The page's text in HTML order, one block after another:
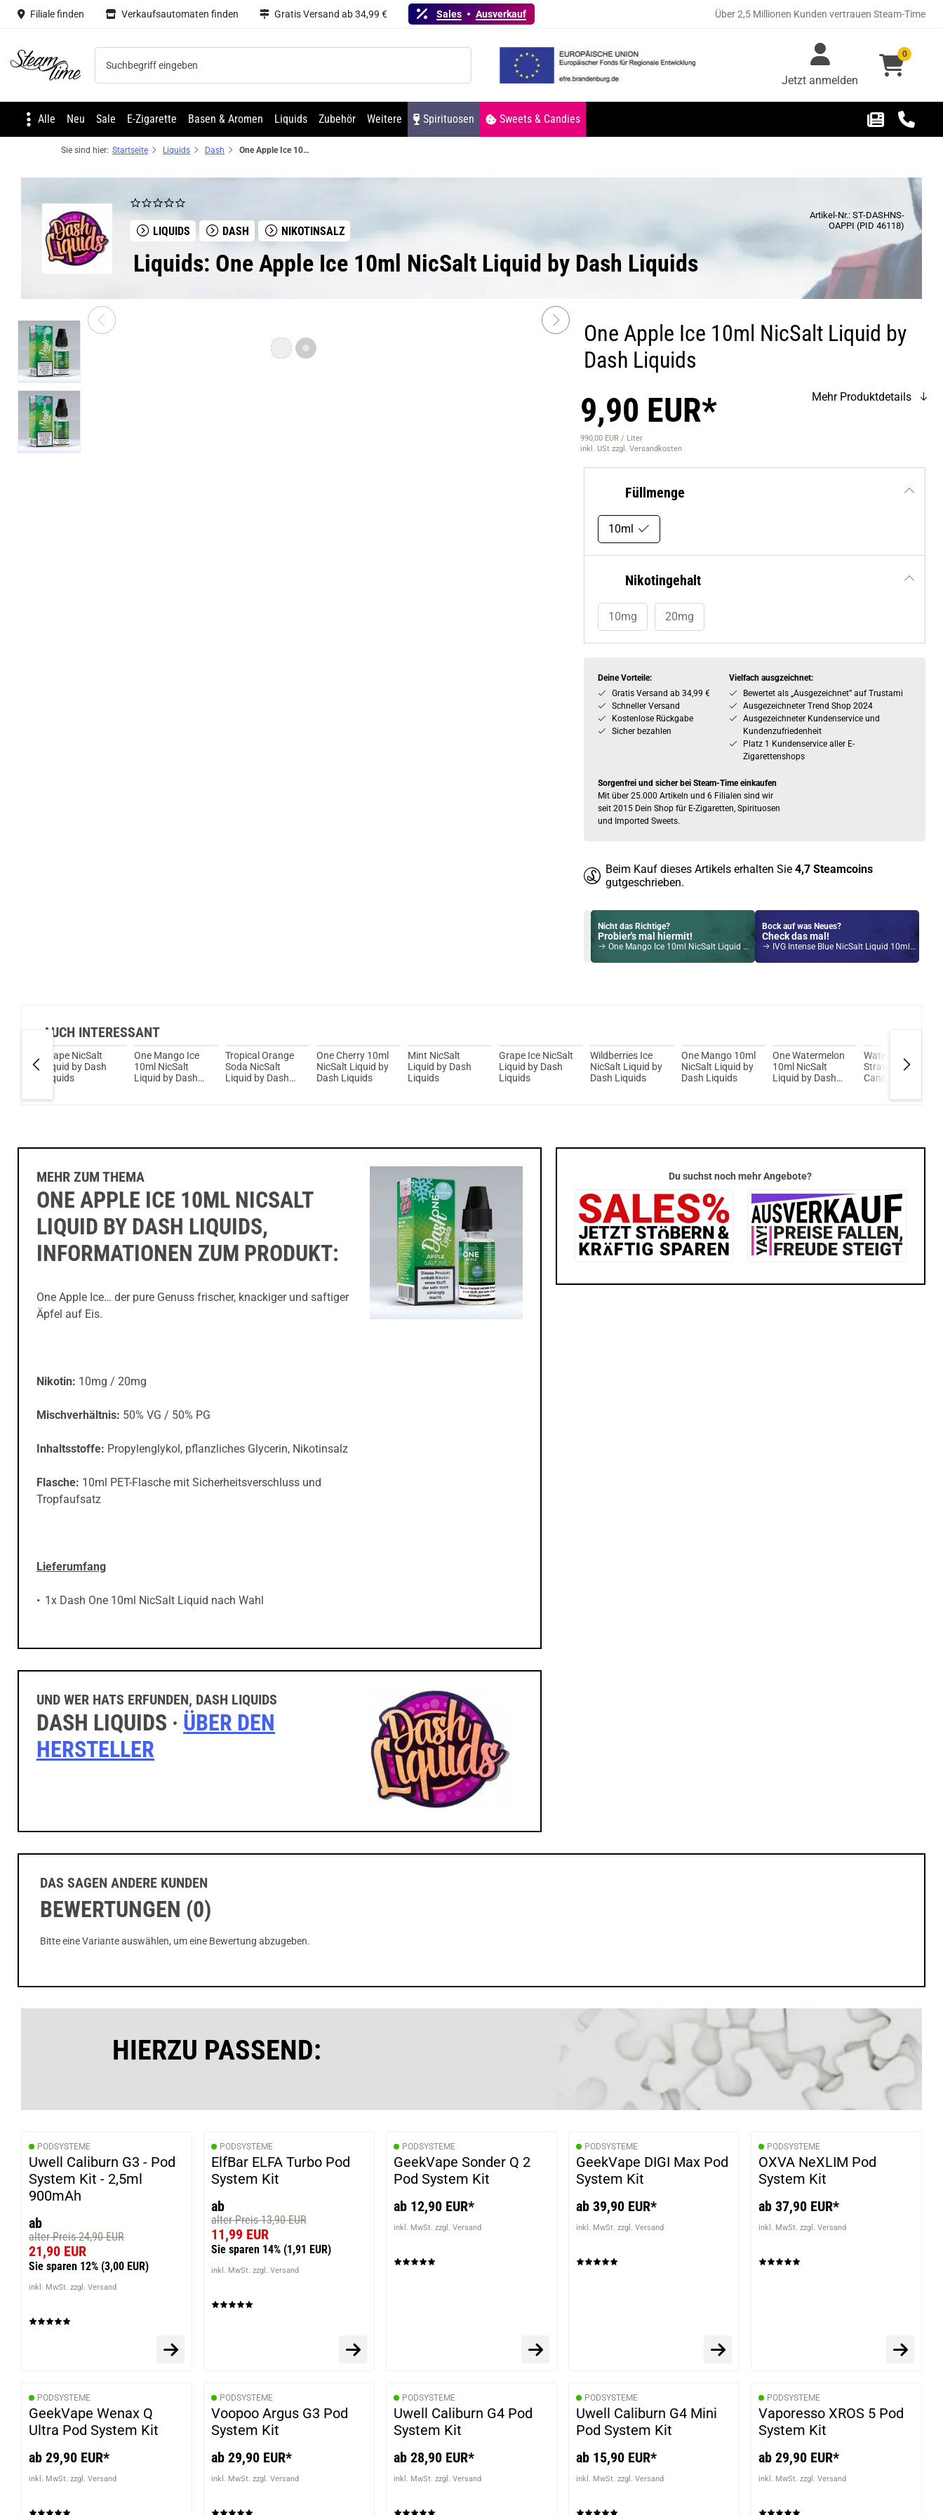
Filiale finden Verkaufsautomaten finden Gratis Versand ab 34,99 € Sales Ausverkauf Über 2,5 Millionen Kunden vertrauen Steam-Time
Steam time Jetzt anmelden
0
Alle Neu Sale E-Zigarette Basen & Aromen Liquids Zubehör Weitere Spirituosen Sweets & Candies
Sie sind hier: Startseite Liquids Dash One Apple Ice 10ml NicSalt Liquid by Dash Liquids
LIQUIDS DASH NIKOTINSALZ
Artikel-Nr.: ST-DASHNS-
OAPPI (PID 46118)
Liquids: One Apple Ice 10ml NicSalt Liquid by Dash Liquids
One Apple Ice 10ml NicSalt Liquid by
Dash Liquids
9,90 EUR*
990,00 EUR / Liter
inkl. USt zzgl. Versandkosten
Mehr Produktdetails
Füllmenge
10ml
Nikotingehalt
10mg 20mg
Deine Vorteile:
Gratis Versand ab 34,99 €
Schneller Versand
Kostenlose Rückgabe
Sicher bezahlen
Vielfach ausgzeichnet:
Bewertet als „Ausgezeichnet” auf Trustami
Ausgezeichneter Trend Shop 2024
Ausgezeichneter Kundenservice und
Kundenzufriedenheit
Platz 1 Kundenservice aller E-
Zigarettenshops
Sorgenfrei und sicher bei Steam-Time einkaufen
Mit über 25.000 Artikeln und 6 Filialen sind wir
seit 2015 Dein Shop für E-Zigaretten, Spirituosen
und Imported Sweets.
Beim Kauf dieses Artikels erhalten Sie 4,7 Steamcoins
gutgeschrieben.
Nicht das Richtige?
Probier's mal hiermit!
One Mango Ice 10ml NicSalt Liquid by Dash Liquids 10ml / 20mg
Bock auf was Neues?
Check das mal!
IVG Intense Blue NicSalt Liquid 10ml / 20mg
AUCH INTERESSANT
Grape NicSalt
Liquid by Dash
Liquids
One Mango Ice
10ml NicSalt
Liquid by Dash
Tropical Orange
Soda NicSalt
Liquid by Dash
One Cherry 10ml
NicSalt Liquid by
Dash Liquids
Mint NicSalt
Liquid by Dash
Liquids
Grape Ice NicSalt
Liquid by Dash
Liquids
Wildberries Ice
NicSalt Liquid by
Dash Liquids
One Mango 10ml
NicSalt Liquid by
Dash Liquids
One Watermelon
10ml NicSalt
Liquid by Dash
Watermelon
Strawberry
Candy NicSalt
Overload
MEHR ZUM THEMA
ONE APPLE ICE 10ML NICSALT
LIQUID BY DASH LIQUIDS,
INFORMATIONEN ZUM PRODUKT:
One Apple Ice… der pure Genuss frischer, knackiger und saftiger
Äpfel auf Eis.
Nikotin: 10mg / 20mg
Mischverhältnis: 50% VG / 50% PG
Inhaltsstoffe: Propylenglykol, pflanzliches Glycerin, Nikotinsalz
Flasche: 10ml PET-Flasche mit Sicherheitsverschluss und
Tropfaufsatz
Lieferumfang
1x Dash One 10ml NicSalt Liquid nach Wahl
UND WER HATS ERFUNDEN, DASH LIQUIDS
DASH LIQUIDS · ÜBER DEN
HERSTELLER
Du suchst noch mehr Angebote?
DAS SAGEN ANDERE KUNDEN
BEWERTUNGEN (0)
Bitte eine Variante auswählen, um eine Bewertung abzugeben.
HIERZU PASSEND:
PODSYSTEME
Uwell Caliburn G3 - Pod
System Kit - 2,5ml
900mAh
ab
alter Preis 24,90 EUR
21,90 EUR
Sie sparen 12% (3,00 EUR)
inkl. MwSt. zzgl. Versand
PODSYSTEME
ElfBar ELFA Turbo Pod
System Kit
ab
alter Preis 13,90 EUR
11,99 EUR
Sie sparen 14% (1,91 EUR)
inkl. MwSt. zzgl. Versand
PODSYSTEME
GeekVape Sonder Q 2
Pod System Kit
ab 12,90 EUR*
inkl. MwSt. zzgl. Versand
PODSYSTEME
GeekVape DIGI Max Pod
System Kit
ab 39,90 EUR*
inkl. MwSt. zzgl. Versand
PODSYSTEME
OXVA NeXLIM Pod
System Kit
ab 37,90 EUR*
inkl. MwSt. zzgl. Versand
PODSYSTEME
GeekVape Wenax Q
Ultra Pod System Kit
ab 29,90 EUR*
inkl. MwSt. zzgl. Versand
PODSYSTEME
Voopoo Argus G3 Pod
System Kit
ab 29,90 EUR*
inkl. MwSt. zzgl. Versand
PODSYSTEME
Uwell Caliburn G4 Pod
System Kit
ab 28,90 EUR*
inkl. MwSt. zzgl. Versand
PODSYSTEME
Uwell Caliburn G4 Mini
Pod System Kit
ab 15,90 EUR*
inkl. MwSt. zzgl. Versand
PODSYSTEME
Vaporesso XROS 5 Pod
System Kit
ab 29,90 EUR*
inkl. MwSt. zzgl. Versand